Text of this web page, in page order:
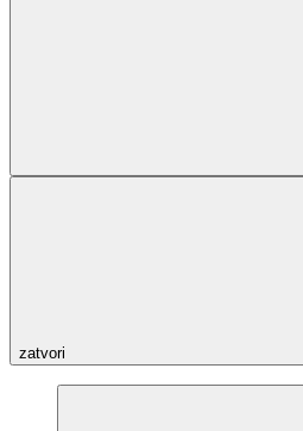
zatvori